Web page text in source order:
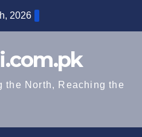
2026
the North, Reaching the